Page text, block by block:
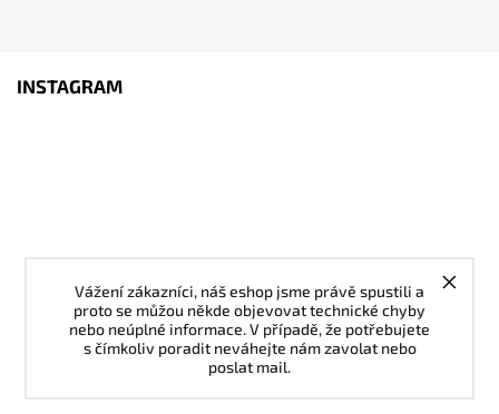
Vážení zákazníci, náš eshop jsme právě spustili a
proto se můžou někde objevovat technické chyby
nebo neúplné informace. V případě, že potřebujete
s čímkoliv poradit neváhejte nám zavolat nebo
poslat mail.
INSTAGRAM